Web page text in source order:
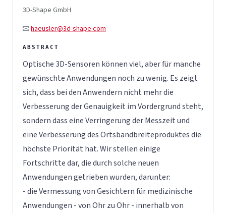
3D-Shape GmbH
haeusler@3d-shape.com
Optische 3D-Sensoren können viel, aber für manche
gewünschte Anwendungen noch zu wenig. Es zeigt
sich, dass bei den Anwendern nicht mehr die
Verbesserung der Genauigkeit im Vordergrund steht,
sondern dass eine Verringerung der Messzeit und
eine Verbesserung des Ortsbandbreiteproduktes die
höchste Priorität hat. Wir stellen einige
Fortschritte dar, die durch solche neuen
Anwendungen getrieben wurden, darunter:
- die Vermessung von Gesichtern für medizinische
Anwendungen - von Ohr zu Ohr - innerhalb von